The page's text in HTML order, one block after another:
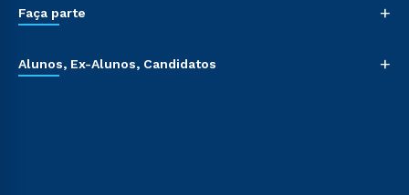
Faça parte +
Alunos, Ex-Alunos, Candidatos +